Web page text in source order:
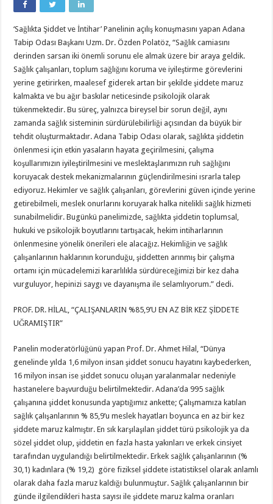
‘Sağlıkta Şiddet ve İntihar’ Panelinin açılış konuşmasını yapan Adana
Tabip Odası Başkanı Uzm. Dr. Özden Polatöz, “Sağlık camiasını
derinden sarsan iki önemli sorunu ele almak üzere bir araya geldik.
Sağlık çalışanları, toplum sağlığını koruma ve iyileştirme görevlerini
yerine getirirken, maalesef giderek artan bir şekilde şiddete maruz
kalmakta ve bu ağır baskılar neticesinde psikolojik olarak
tükenmektedir. Bu süreç, yalnızca bireysel bir sorun değil, aynı
zamanda sağlık sisteminin sürdürülebilirliği açısından da büyük bir
tehdit oluşturmaktadır. Adana Tabip Odası olarak, sağlıkta şiddetin
önlenmesi için etkin yasaların hayata geçirilmesini, çalışma
koşullarımızın iyileştirilmesini ve meslektaşlarımızın ruh sağlığını
koruyacak destek mekanizmalarının güçlendirilmesini ısrarla talep
ediyoruz. Hekimler ve sağlık çalışanları, görevlerini güven içinde yerine
getirebilmeli, meslek onurlarını koruyarak halka nitelikli sağlık hizmeti
sunabilmelidir. Bugünkü panelimizde, sağlıkta şiddetin toplumsal,
hukuki ve psikolojik boyutlarını tartışacak, hekim intiharlarının
önlenmesine yönelik önerileri ele alacağız. Hekimliğin ve sağlık
çalışanlarının haklarının korunduğu, şiddetten arınmış bir çalışma
ortamı için mücadelemizi kararlılıkla sürdüreceğimizi bir kez daha
vurguluyor, hepinizi saygı ve dayanışma ile selamlıyorum.” dedi.
PROF. DR. HİLAL, “ÇALIŞANLARIN %85,9’U EN AZ BİR KEZ ŞİDDETE
UĞRAMIŞTIR”
Panelin moderatörlüğünü yapan Prof. Dr. Ahmet Hilal, “Dünya
genelinde yılda 1,6 milyon insan şiddet sonucu hayatını kaybederken,
16 milyon insan ise şiddet sonucu oluşan yaralanmalar nedeniyle
hastanelere başvurduğu belirtilmektedir. Adana’da 995 sağlık
çalışanına şiddet konusunda yaptığımız ankette; Çalışmamıza katılan
sağlık çalışanlarının % 85,9’u meslek hayatları boyunca en az bir kez
şiddete maruz kalmıştır. En sık karşılaşılan şiddet türü psikolojik ya da
sözel şiddet olup, şiddetin en fazla hasta yakınları ve erkek cinsiyet
tarafından uygulandığı belirtilmektedir. Erkek sağlık çalışanlarının (%
30,1) kadınlara (% 19,2) göre fiziksel şiddete istatistiksel olarak anlamlı
olarak daha fazla maruz kaldığı bulunmuştur. Sağlık çalışanlarının bir
günde ilgilendikleri hasta sayısı ile şiddete maruz kalma oranları